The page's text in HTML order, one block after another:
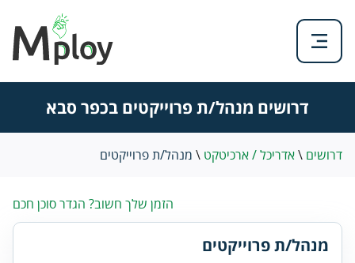
דרושים מנהל/ת פרוייקטים בכפר סבא
דרושים \אדריכל / ארכיטקט \ מנהל/ת פרוייקטים
הזמן שלך חשוב? הגדר סוכן חכם
מנהל/ת פרוייקטים